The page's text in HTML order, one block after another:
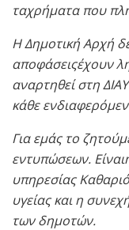
ταχρήματα που
Η Δημοτική Αρχή
αποφάσειςέχουν
αναρτηθεί στη
κάθε
Για εμάς το
εντυπώσεων.
υπηρεσίας
υγείας και η
των δημοτών.